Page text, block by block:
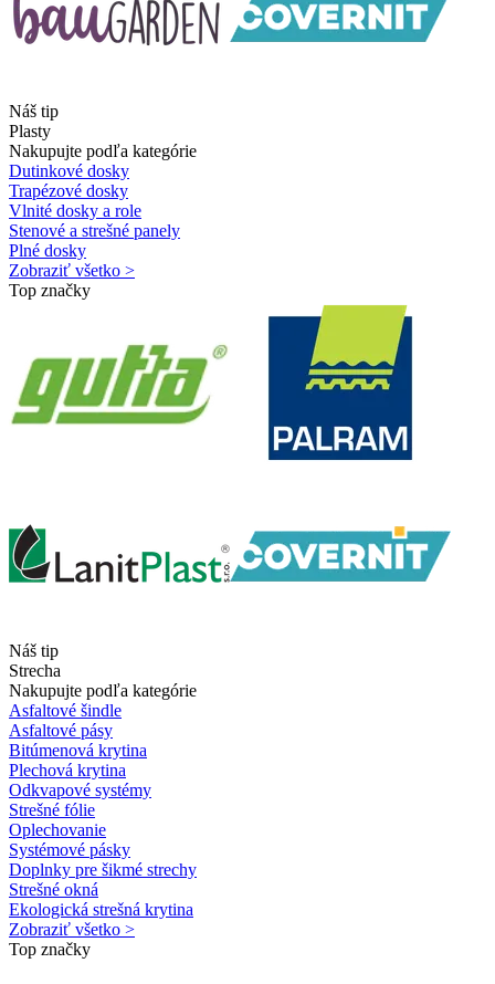
Náš tip
Plasty
Nakupujte podľa kategórie
Dutinkové dosky
Trapézové dosky
Vlnité dosky a role
Stenové a strešné panely
Plné dosky
Zobraziť všetko >
Top značky
Náš tip
Strecha
Nakupujte podľa kategórie
Asfaltové šindle
Asfaltové pásy
Bitúmenová krytina
Plechová krytina
Odkvapové systémy
Strešné fólie
Oplechovanie
Systémové pásky
Doplnky pre šikmé strechy
Strešné okná
Ekologická strešná krytina
Zobraziť všetko >
Top značky